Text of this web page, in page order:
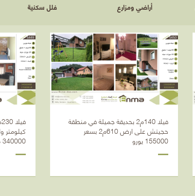
أراضي ومزارع فلل سكنية
فيلا 140م2 بحديقة جميلة في منطقة
حجيتش على ارض 610م2 بسعر
155000 يورو
340000 مارك